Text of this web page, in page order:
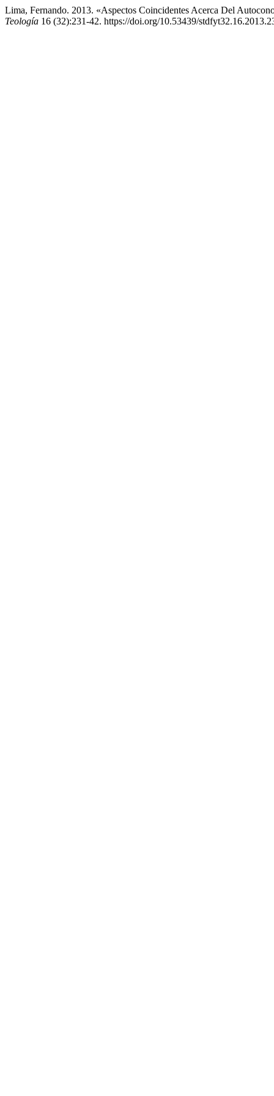
Lima, Fernando. 2013. «Aspectos Coincidentes Acerca Del
Teología 16 (32):231-42. https://doi.org/10.53439/